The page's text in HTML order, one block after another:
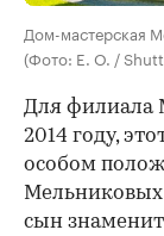
Дом-мастерская
(Фото: E. O. /
Для филиала
2014 году,
особом
сын